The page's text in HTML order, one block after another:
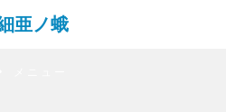
亜ノ蛾